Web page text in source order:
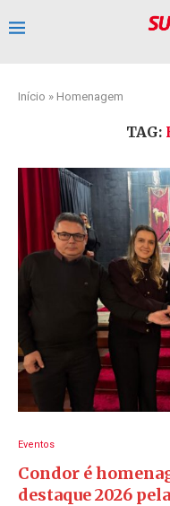
Início » Homenagem
TAG:
Eventos
Condor é
destaque 2026